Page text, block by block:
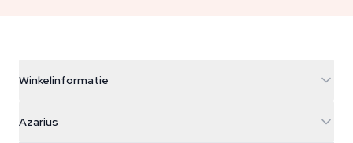
Winkelinformatie
Galvaniweg 11
Azarius